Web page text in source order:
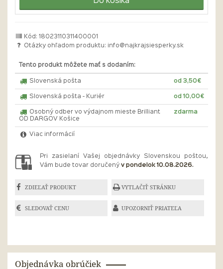
Kód: 18023110311400001
Otázky ohľadom produktu:
info@najkrajsiesperky.sk
Tento produkt môžete mať s dodaním:
Slovenská pošta od 3,50€
Slovenská pošta - Kuriér od 10,00€
Osobný odber vo výdajnom mieste Brilliant
OD DARGOV Košice
zdarma
Viac informácií
Pri zasielaní Vašej objednávky Slovenskou poštou,
Vám bude tovar doručený v pondelok 10.08.2026.
ZDIEĽAŤ PRODUKT VYTLAČIŤ STRÁNKU
SLEDOVAŤ CENU UPOZORNIŤ PRIATEĽA
Objednávka obrúčiek